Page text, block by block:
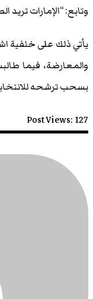
وتابع: “الإمارات تريد
يأتي ذلك على خلفية
والمعارضة، فيما
بسحب ترشحه
Post Views: 127